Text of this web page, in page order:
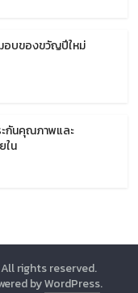
อบของขวัญปีใหม่
กันคุณภาพและ
ใน
All rights reserved.
byWordPress.